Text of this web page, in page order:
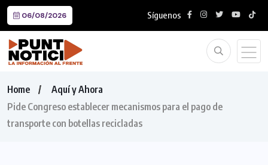
06/08/2026 Síguenos
Home
Aquí y Ahora
Pide Congreso establecer mecanismos para el pago de
transporte con botellas recicladas